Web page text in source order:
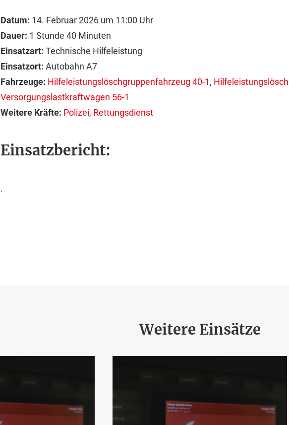
Datum: 14. Februar 2026 um 11:00 Uhr
Dauer: 1 Stunde 40 Minuten
Einsatzart: Technische Hilfeleistung
Einsatzort: Autobahn A7
Fahrzeuge: Hilfeleistungslöschgruppenfahrzeug 40-1,
Versorgungslastkraftwagen 56-1
Weitere Kräfte: Polizei, Rettungsdienst
Einsatzbericht:
.
Weitere Einsätze